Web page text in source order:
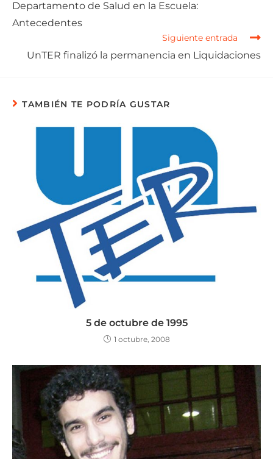
Departamento de Salud en la Escuela:
Antecedentes
Siguiente entrada
UnTER finalizó la permanencia en Liquidaciones
TAMBIÉN TE PODRÍA GUSTAR
5 de octubre de 1995
1 octubre, 2008